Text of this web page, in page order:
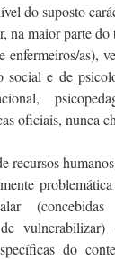
do suposto
maior parte
as),
e de
oficiais, nunca
recursos
do